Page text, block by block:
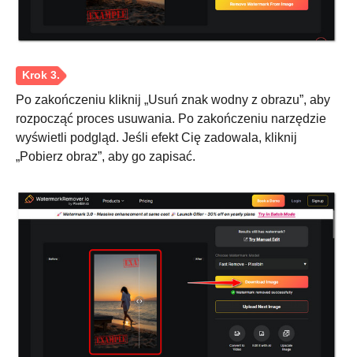
Po zakończeniu kliknij „Usuń znak wodny z obrazu”, aby
rozpocząć proces usuwania. Po zakończeniu narzędzie
wyświetli podgląd. Jeśli efekt Cię zadowala, kliknij
„Pobierz obraz”, aby go zapisać.